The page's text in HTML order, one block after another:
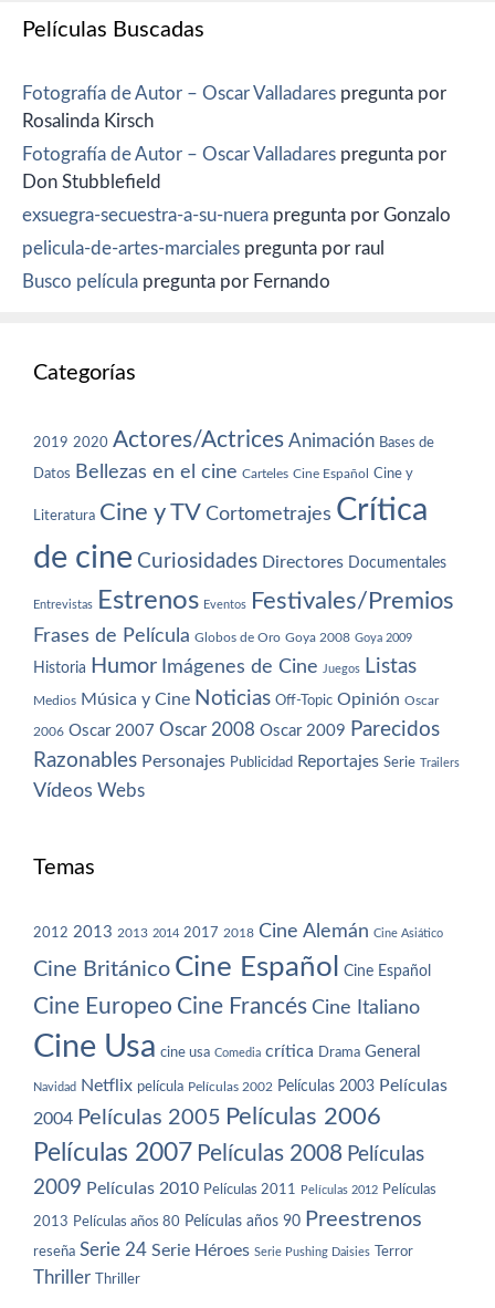
Películas Buscadas
Fotografía de Autor – Oscar Valladares pregunta por
Rosalinda Kirsch
Fotografía de Autor – Oscar Valladares pregunta por
Don Stubblefield
exsuegra-secuestra-a-su-nuera pregunta por Gonzalo
pelicula-de-artes-marciales pregunta por raul
Busco película pregunta por Fernando
Categorías
2019 2020 Actores/Actrices Animación Bases de
Datos Bellezas en el cine Carteles Cine Español Cine y
Literatura Cine y TV Cortometrajes Crítica
de cine Curiosidades Directores Documentales
Entrevistas Estrenos Eventos Festivales/Premios
Frases de Película Globos de Oro Goya 2008 Goya 2009
Historia Humor Imágenes de Cine Juegos Listas
Medios Música y Cine Noticias Off-Topic Opinión Oscar
2006 Oscar 2007 Oscar 2008 Oscar 2009 Parecidos
Razonables Personajes Publicidad Reportajes Serie Trailers
Vídeos Webs
Temas
2012 2013 2013 2014 2017 2018 Cine Alemán Cine Asiático
Cine Británico Cine Español Cine Español
Cine Europeo Cine Francés Cine Italiano
Cine Usa cine usa Comedia crítica Drama General
Navidad Netflix película Películas 2002 Películas 2003 Películas
2004 Películas 2005 Películas 2006
Películas 2007 Películas 2008 Películas
2009 Películas 2010 Películas 2011 Películas 2012 Películas
2013 Películas años 80 Películas años 90 Preestrenos
reseña Serie 24 Serie Héroes Serie Pushing Daisies Terror
Thriller Thriller